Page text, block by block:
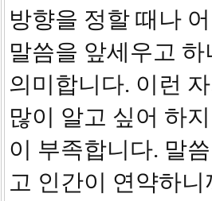
방향을 정할 때나
말씀을 앞세우고
의미합니다. 이런
많이 알고 싶어 하
이 부족합니다. 말
고 인간이 연약하